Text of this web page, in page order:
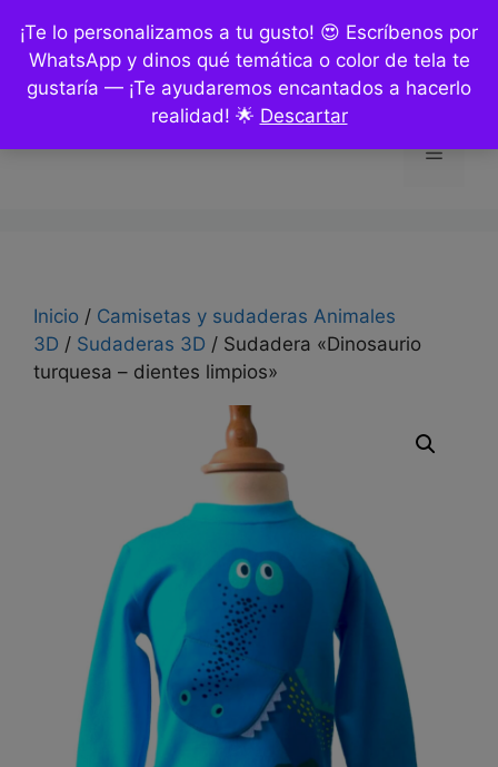
¡Te lo personalizamos a tu gusto! 😍 Escríbenos por
WhatsApp y dinos qué temática o color de tela te
gustaría — ¡Te ayudaremos encantados a hacerlo
realidad! 🌟 Descartar
contenido
Menú
Inicio / Camisetas y sudaderas Animales
3D / Sudaderas 3D / Sudadera «Dinosaurio
turquesa – dientes limpios»